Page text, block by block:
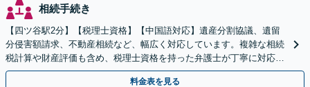
相続手続き
【四ツ谷駅2分】【税理士資格】【中国語対応】遺産分割協議、遺留
分侵害額請求、不動産相続など、幅広く対応しています。複雑な相続
税計算や財産評価も含め、税理士資格を持った弁護士が丁寧に対応い
たします。お困りの際はぜひご相談ください。
料金表を見る